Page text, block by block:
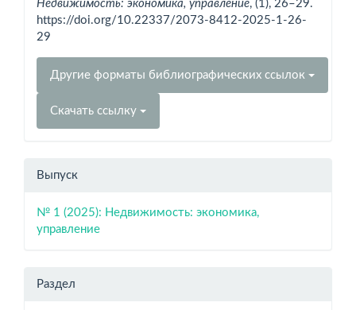
Недвижимость: экономика, управление, (1), 26–29.
https://doi.org/10.22337/2073-8412-2025-1-26-
29
Другие форматы библиографических ссылок
Скачать ссылку
Выпуск
№ 1 (2025): Недвижимость: экономика,
управление
Раздел